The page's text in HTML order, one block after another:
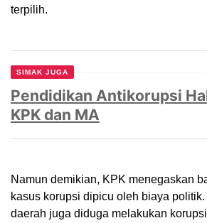
terpilih.
SIMAK JUGA
Pendidikan Antikorupsi
KPK dan MA
Namun demikian, KPK menegaskan
kasus korupsi dipicu oleh biaya
daerah juga diduga melakukan